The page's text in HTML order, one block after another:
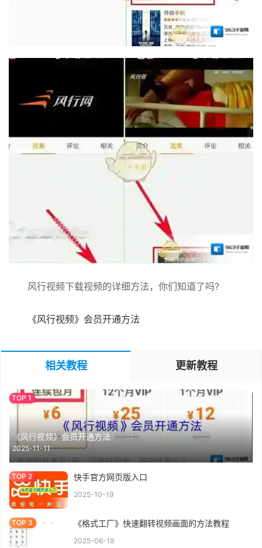
风行视频下载视频的详细方法，你们知道了吗?
《风行视频》会员开通方法
相关教程 更新教程
《风行视频》会员开通方法
2025-11-11
快手官方网页版入口
2025-10-19
《格式工厂》快速翻转视频画面的方法教程
2025-06-19